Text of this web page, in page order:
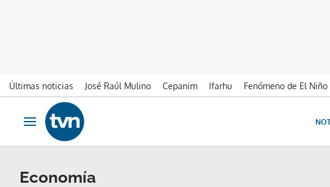
Últimas noticias José Raúl Mulino Cepanim Ifarhu Fenómeno de El Niño
Ir al contenido
Obrir navegació
Economía